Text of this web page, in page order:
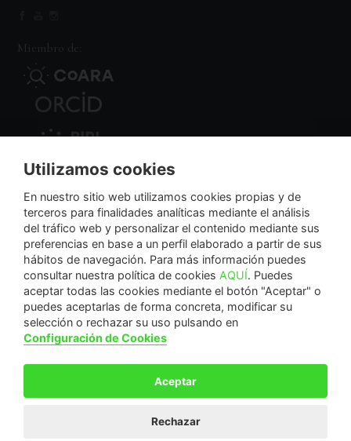
Miembro de:
Nodo Regional
NextGenerationEU
La Fundación Séneca-Agencia de Ciencia y Tecnología de la Región de Murcia es una
entidad sin ánimo de lucro, bajo forma de fundación del sector público autonómico, inscrita
con el número 1-15 en el Registro de Fundaciones de la Región de Murcia.
Utilizamos cookies
En nuestro sitio web utilizamos cookies propias y de
terceros para finalidades analíticas mediante el análisis
del tráfico web y personalizar el contenido mediante sus
preferencias en base a un perfil elaborado a partir de sus
hábitos de navegación. Para más información puedes
consultar nuestra política de cookies AQUÍ. Puedes
aceptar todas las cookies mediante el botón "Aceptar" o
puedes aceptarlas de forma concreta, modificar su
selección o rechazar su uso pulsando en
Configuración de Cookies
Aceptar
Rechazar